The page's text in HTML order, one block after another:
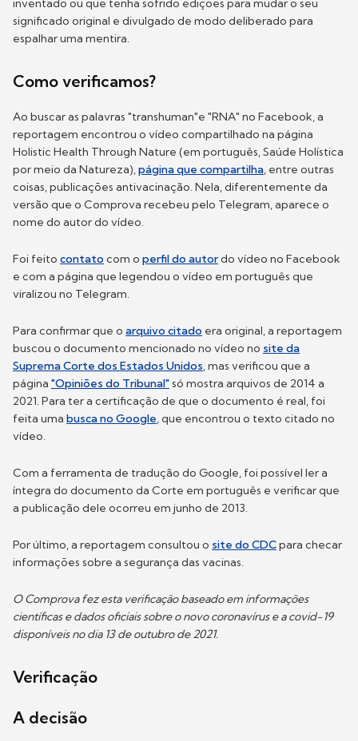
inventado ou que tenha sofrido edições para mudar o seu
significado original e divulgado de modo deliberado para
espalhar uma mentira.
Como verificamos?
Ao buscar as palavras "transhuman"e "RNA" no Facebook, a
reportagem encontrou o vídeo compartilhado na página
Holistic Health Through Nature (em português, Saúde Holística
por meio da Natureza),página que compartilha, entre outras
coisas, publicações antivacinação. Nela, diferentemente da
versão que o Comprova recebeu pelo Telegram, aparece o
nome do autor do vídeo.
Foi feito contato com o perfil do autordo vídeo no Facebook
e com a página que legendou o vídeo em português que
viralizou no Telegram.
Para confirmar que o arquivo citado era original, a reportagem
buscou o documento mencionado no vídeo no site da
Suprema Corte dos Estados Unidos, mas verificou que a
página "Opiniões do Tribunal"só mostra arquivos de 2014 a
2021. Para ter a certificação de que o documento é real, foi
feita uma busca no Google, que encontrou o texto citado no
vídeo.
Com a ferramenta de tradução do Google, foi possível ler a
íntegra do documento da Corte em português e verificar que
a publicação dele ocorreu em junho de 2013.
Por último, a reportagem consultou o site do CDCpara checar
informações sobre a segurança das vacinas.
O Comprova fez esta verificação baseado em informações
científicas e dados oficiais sobre o novo coronavírus e a covid-19
disponíveis no dia 13 de outubro de 2021.
Verificação
A decisão